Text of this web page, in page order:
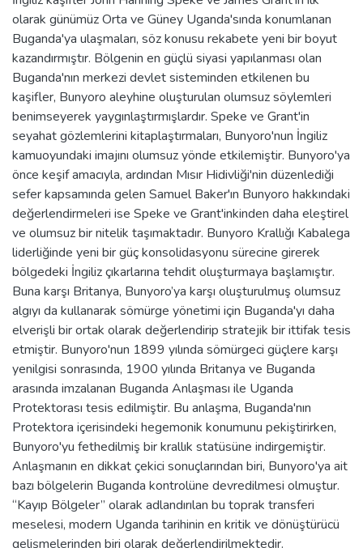
olarak günümüz Orta ve Güney Uganda'sında konumlanan
Buganda'ya ulaşmaları, söz konusu rekabete yeni bir boyut
kazandırmıştır. Bölgenin en güçlü siyasi yapılanması olan
Buganda'nın merkezi devlet sisteminden etkilenen bu
kaşifler, Bunyoro aleyhine oluşturulan olumsuz söylemleri
benimseyerek yaygınlaştırmışlardır. Speke ve Grant'in
seyahat gözlemlerini kitaplaştırmaları, Bunyoro'nun İngiliz
kamuoyundaki imajını olumsuz yönde etkilemiştir. Bunyoro'ya
önce keşif amacıyla, ardından Mısır Hidivliği'nin düzenlediği
sefer kapsamında gelen Samuel Baker'ın Bunyoro hakkındaki
değerlendirmeleri ise Speke ve Grant'inkinden daha eleştirel
ve olumsuz bir nitelik taşımaktadır. Bunyoro Krallığı Kabalega
liderliğinde yeni bir güç konsolidasyonu sürecine girerek
bölgedeki İngiliz çıkarlarına tehdit oluşturmaya başlamıştır.
Buna karşı Britanya, Bunyoro’ya karşı oluşturulmuş olumsuz
algıyı da kullanarak sömürge yönetimi için Buganda'yı daha
elverişli bir ortak olarak değerlendirip stratejik bir ittifak tesis
etmiştir. Bunyoro'nun 1899 yılında sömürgeci güçlere karşı
yenilgisi sonrasında, 1900 yılında Britanya ve Buganda
arasında imzalanan Buganda Anlaşması ile Uganda
Protektorası tesis edilmiştir. Bu anlaşma, Buganda'nın
Protektora içerisindeki hegemonik konumunu pekiştirirken,
Bunyoro'yu fethedilmiş bir krallık statüsüne indirgemiştir.
Anlaşmanın en dikkat çekici sonuçlarından biri, Bunyoro'ya ait
bazı bölgelerin Buganda kontrolüne devredilmesi olmuştur.
“Kayıp Bölgeler” olarak adlandırılan bu toprak transferi
meselesi, modern Uganda tarihinin en kritik ve dönüştürücü
gelişmelerinden biri olarak değerlendirilmektedir.